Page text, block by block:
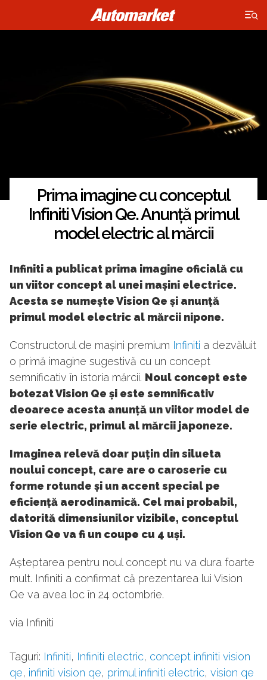
×
Prima imagine cu conceptul
Infiniti Vision Qe. Anunță primul
model electric al mărcii
Infiniti a publicat prima imagine oficială cu
un viitor concept al unei mașini electrice.
Acesta se numește Vision Qe și anunță
primul model electric al mărcii nipone.
Constructorul de mașini premium Infiniti a dezvăluit
o primă imagine sugestivă cu un concept
semnificativ în istoria mărcii. Noul concept este
botezat Vision Qe și este semnificativ
deoarece acesta anunță un viitor model de
serie electric, primul al mărcii japoneze.
Imaginea relevă doar puțin din silueta
noului concept, care are o caroserie cu
forme rotunde și un accent special pe
eficiență aerodinamică. Cel mai probabil,
datorită dimensiunilor vizibile, conceptul
Vision Qe va fi un coupe cu 4 uși.
Așteptarea pentru noul concept nu va dura foarte
mult. Infiniti a confirmat că prezentarea lui Vision
Qe va avea loc în 24 octombrie.
via Infiniti
Taguri: Infiniti, Infiniti electric, concept infiniti vision
qe, infiniti vision qe, primul infiniti electric, vision qe